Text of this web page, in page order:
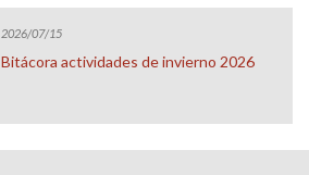
2026/07/15
Bitácora actividades de invierno 2026